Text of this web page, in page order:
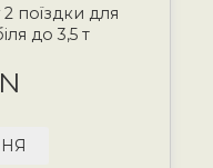
поїздки для
до 3,5 т